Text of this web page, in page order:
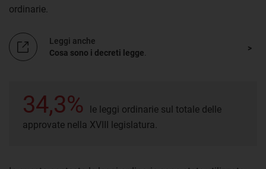
ordinarie.
Leggi anche
Cosa sono i decreti legge
34,3%
le leggi ordinarie sul totale delle
approvate nella XVIII legislatura.